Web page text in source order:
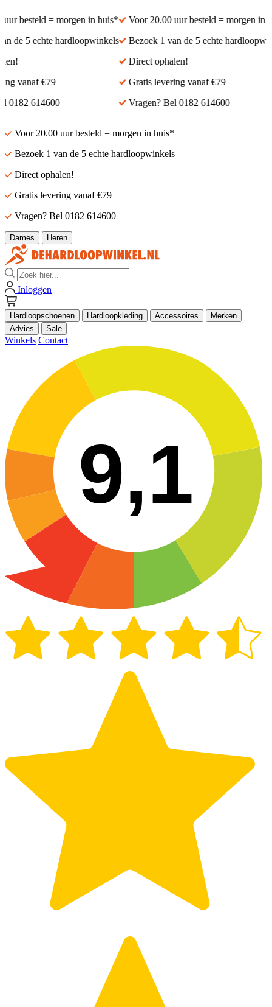
besteld = morgen in huis*
de 5 echte hardloopwinkels
vanaf €79
614600
Voor 20.00 uur besteld = morgen in
Bezoek 1 van de 5 echte
Direct ophalen!
Gratis levering vanaf €79
Vragen? Bel 0182 614600
Voor 20.00 uur besteld = morgen in huis*
Bezoek 1 van de 5 echte hardloopwinkels
Direct ophalen!
Gratis levering vanaf €79
Vragen? Bel 0182 614600
Dames Heren
Zoek
Inloggen
Hardloopschoenen Hardloopkleding Accessoires
Merken
Advies
Sale
Winkels Contact
9,1